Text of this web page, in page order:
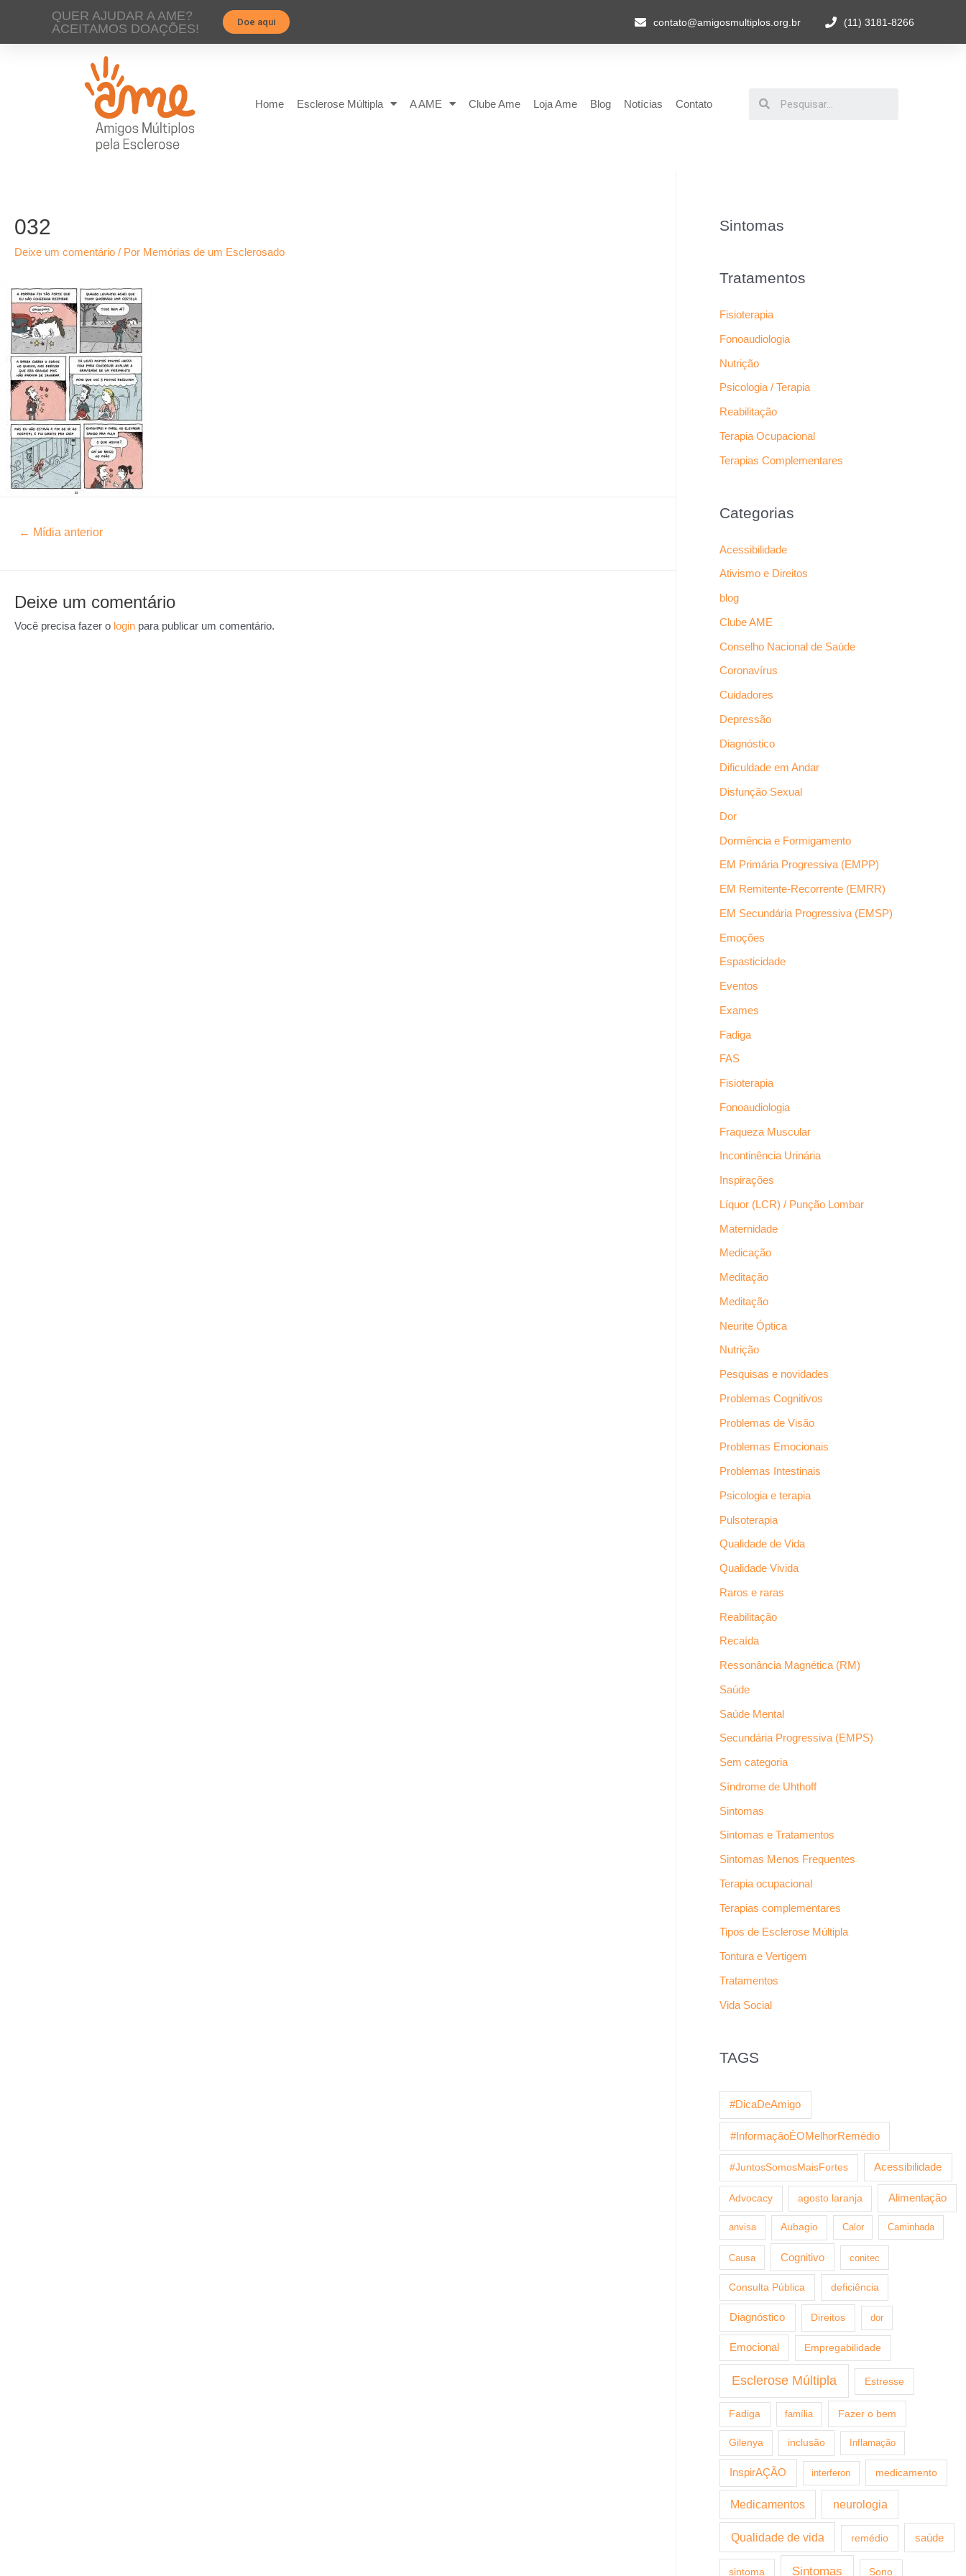
QUER AJUDAR A AME?
ACEITAMOS DOAÇÕES!
Doe aqui contato@amigosmultiplos.org.br (11) 3181-8266
Home Esclerose Múltipla A AME Clube Ame Loja Ame Blog Notícias Contato
032
Deixe um comentário / Por Memórias de um Esclerosado
← Mídia anterior
Deixe um comentário
Você precisa fazer o login para publicar um comentário.
Sintomas
Tratamentos
Fisioterapia
Fonoaudiologia
Nutrição
Psicologia / Terapia
Reabilitação
Terapia Ocupacional
Terapias Complementares
Categorias
Acessibilidade
Ativismo e Direitos
blog
Clube AME
Conselho Nacional de Saúde
Coronavírus
Cuidadores
Depressão
Diagnóstico
Dificuldade em Andar
Disfunção Sexual
Dor
Dormência e Formigamento
EM Primária Progressiva (EMPP)
EM Remitente-Recorrente (EMRR)
EM Secundária Progressiva (EMSP)
Emoções
Espasticidade
Eventos
Exames
Fadiga
FAS
Fisioterapia
Fonoaudiologia
Fraqueza Muscular
Incontinência Urinária
Inspirações
Líquor (LCR) / Punção Lombar
Maternidade
Medicação
Meditação
Meditação
Neurite Óptica
Nutrição
Pesquisas e novidades
Problemas Cognitivos
Problemas de Visão
Problemas Emocionais
Problemas Intestinais
Psicologia e terapia
Pulsoterapia
Qualidade de Vida
Qualidade Vivida
Raros e raras
Reabilitação
Recaída
Ressonância Magnética (RM)
Saúde
Saúde Mental
Secundária Progressiva (EMPS)
Sem categoria
Síndrome de Uhthoff
Sintomas
Sintomas e Tratamentos
Sintomas Menos Frequentes
Terapia ocupacional
Terapias complementares
Tipos de Esclerose Múltipla
Tontura e Vertigem
Tratamentos
Vida Social
TAGS
#DicaDeAmigo
#InformaçãoÉOMelhorRemédio
#JuntosSomosMaisFortes Acessibilidade
Advocacy agosto laranja Alimentação
anvisa Aubagio Calor Caminhada
Causa Cognitivo conitec
Consulta Pública deficiência
Diagnóstico Direitos dor
Emocional Empregabilidade
Esclerose Múltipla Estresse
Fadiga família Fazer o bem
Gilenya inclusão Inflamação
InspirAÇÃO interferon medicamento
Medicamentos neurologia
Qualidade de vida remédio saúde
sintoma Sintomas Sono